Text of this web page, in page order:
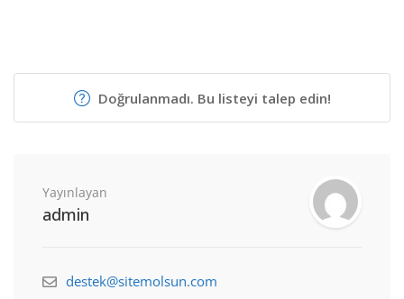
Doğrulanmadı. Bu listeyi talep edin!
Yayınlayan
admin
destek@sitemolsun.com